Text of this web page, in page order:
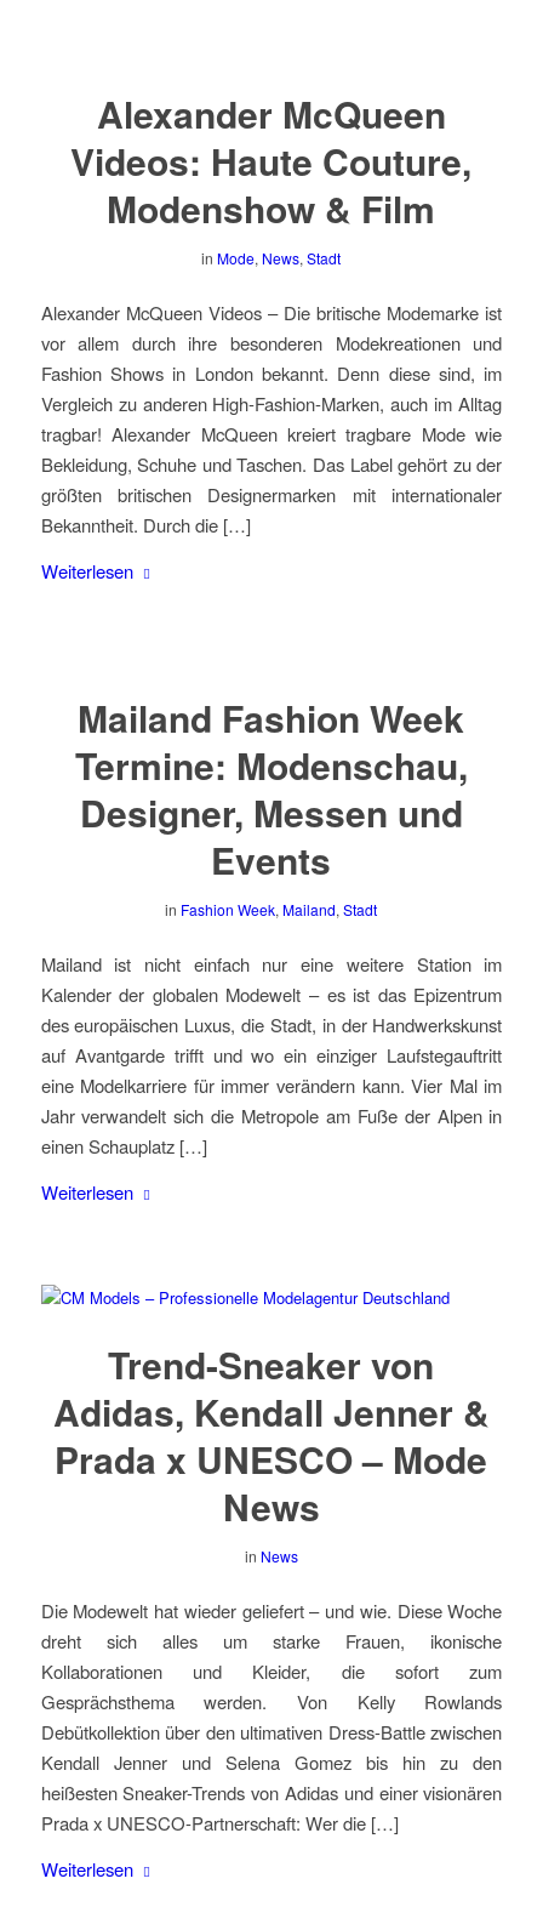
Alexander McQueen
Videos: Haute Couture,
Modenshow & Film
in Mode, News,Stadt
Alexander McQueen Videos – Die britische Modemarke ist
vor allem durch ihre besonderen Modekreationen und
Fashion Shows in London bekannt. Denn diese sind, im
Vergleich zu anderen High-Fashion-Marken, auch im Alltag
tragbar! Alexander McQueen kreiert tragbare Mode wie
Bekleidung, Schuhe und Taschen. Das Label gehört zu der
größten britischen Designermarken mit internationaler
Bekanntheit. Durch die […]
Weiterlesen
Mailand Fashion Week
Termine: Modenschau,
Designer, Messen und
Events
in Fashion Week, Mailand,Stadt
Mailand ist nicht einfach nur eine weitere Station im
Kalender der globalen Modewelt – es ist das Epizentrum
des europäischen Luxus, die Stadt, in der Handwerkskunst
auf Avantgarde trifft und wo ein einziger Laufstegauftritt
eine Modelkarriere für immer verändern kann. Vier Mal im
Jahr verwandelt sich die Metropole am Fuße der Alpen in
einen Schauplatz […]
Weiterlesen
Trend-Sneaker von
Adidas, Kendall Jenner &
Prada x UNESCO – Mode
News
in News
Die Modewelt hat wieder geliefert – und wie. Diese Woche
dreht sich alles um starke Frauen, ikonische
Kollaborationen und Kleider, die sofort zum
Gesprächsthema werden. Von Kelly Rowlands
Debütkollektion über den ultimativen Dress-Battle zwischen
Kendall Jenner und Selena Gomez bis hin zu den
heißesten Sneaker-Trends von Adidas und einer visionären
Prada x UNESCO-Partnerschaft: Wer die […]
Weiterlesen